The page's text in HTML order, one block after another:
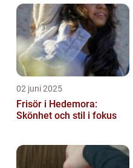
02 juni 2025
Frisör i Hedemora:
Skönhet och stil i fokus